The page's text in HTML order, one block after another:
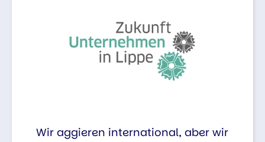
Wir aggieren international, aber wir